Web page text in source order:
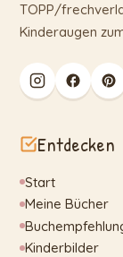
TOPP/
Kinderaugen
Entdecken
Start
Meine Bücher
Kinderbilder